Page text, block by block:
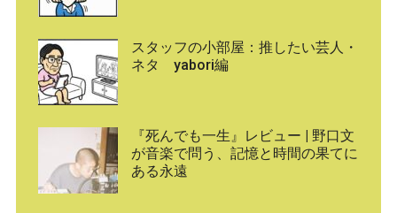
スタッフの小部屋：推したい芸人・
ネタ yabori編
『死んでも一生』レビュー | 野口文
が音楽で問う、記憶と時間の果てに
ある永遠